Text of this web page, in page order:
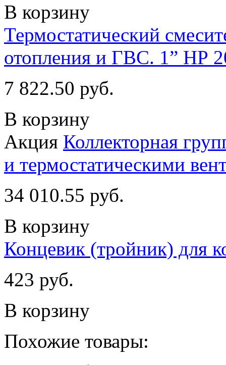
В корзину
Термостатический
отопления и ГВС. 1” НР
7 822.50 руб.
В корзину
Акция Коллекторная
и термостатическими
34 010.55 руб.
В корзину
Концевик (тройник) для
423 руб.
В корзину
Похожие товары: